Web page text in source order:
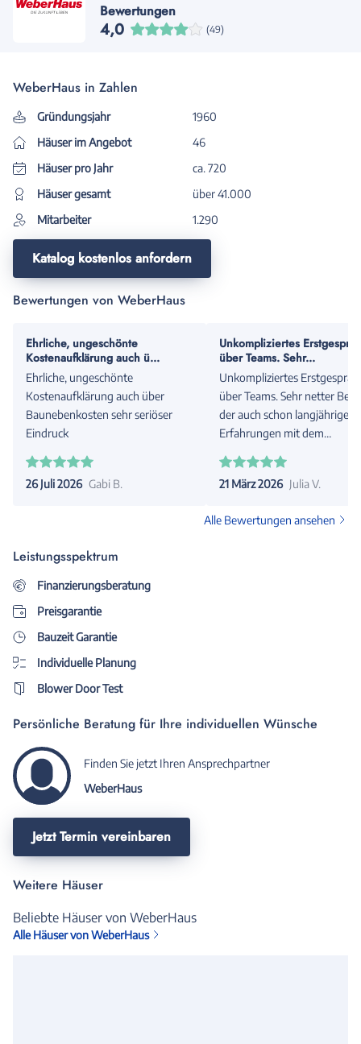
Bewertungen
4,0 (49)
WeberHaus in Zahlen
Gründungsjahr
1960
Häuser im Angebot
46
Häuser pro Jahr
ca. 720
Häuser gesamt
über 41.000
Mitarbeiter
1.290
Katalog kostenlos anfordern
Bewertungen von WeberHaus
Ehrliche, ungeschönte
Kostenaufklärung auch ü...
Ehrliche, ungeschönte
Kostenaufklärung auch über
Baunebenkosten sehr seriöser
Eindruck
26 Juli 2026 Gabi B.
Unkompliziertes
über Teams. Sehr...
Unkompliziertes
über Teams. Sehr netter
der auch schon langjährige
Erfahrungen mit dem
21 März 2026 Julia V.
Alle Bewertungen ansehen
Leistungsspektrum
Finanzierungsberatung
Preisgarantie
Bauzeit Garantie
Individuelle Planung
Blower Door Test
Persönliche Beratung für Ihre individuellen Wünsche
Finden Sie jetzt Ihren Ansprechpartner
WeberHaus
Jetzt Termin vereinbaren
Weitere Häuser
Beliebte Häuser von WeberHaus
Alle Häuser von WeberHaus